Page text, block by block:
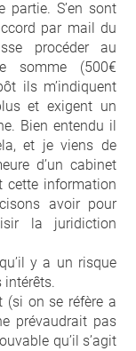
partie. S’en sont
par mail du
procéder au
somme (500€
ils m’indiquent
et exigent un
Bien entendu il
et je viens de
d’un cabinet
cette information
avoir pour
la juridiction
y a un risque
intérêts.
(si on se réfère a
prévaudrait pas
qu’il s’agit